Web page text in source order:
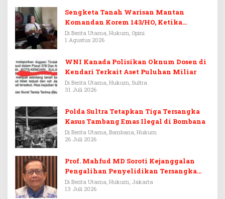
Sengketa Tanah Warisan Mantan
Komandan Korem 143/HO, Ketika
Warisan Menjadi Arena Pemerasan
Di Berita Utama, Hukum, Opini
1 Agustus 2026
WNI Kanada Polisikan Oknum Dosen di
Kendari Terkait Aset Puluhan Miliar
Di Berita Utama, Hukum, Sultra
31 Juli 2026
Polda Sultra Tetapkan Tiga Tersangka
Kasus Tambang Emas Ilegal di Bombana
Di Berita Utama, Bombana, Hukum
26 Juli 2026
Prof. Mahfud MD Soroti Kejanggalan
Pengalihan Penyelidikan Tersangka
Febrie Adriansyah
Di Berita Utama, Hukum, Jakarta
13 Juli 2026